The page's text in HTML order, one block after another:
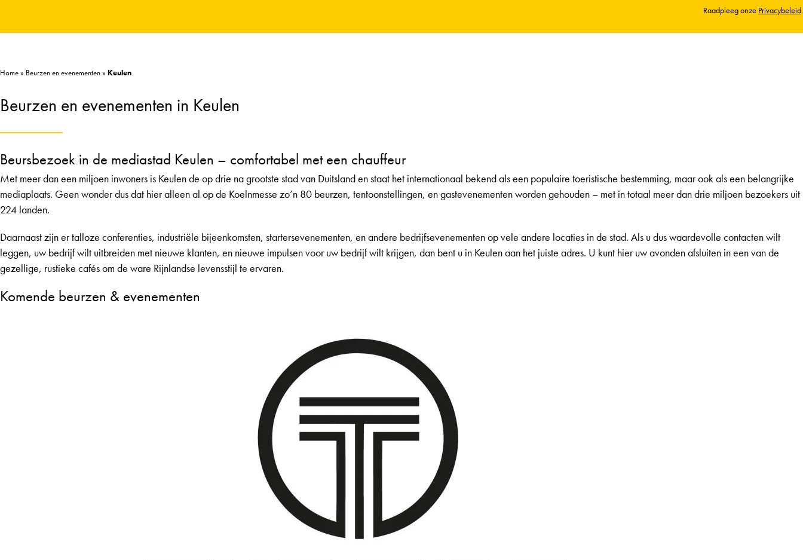
Raadpleeg onze Privacybeleid.
Home» Beurzen en evenementen» Keulen
Beurzen en evenementen in Keulen
Beursbezoek in de mediastad Keulen – comfortabel met een chauffeur
Met meer dan een miljoen inwoners is Keulen de op drie na grootste stad van Duitsland en staat het internationaal bekend als een populaire toeristische bestemming, maar ook als een belangrijke
mediaplaats. Geen wonder dus dat hier alleen al op de Koelnmesse zo’n 80 beurzen, tentoonstellingen, en gastevenementen worden gehouden – met in totaal meer dan drie miljoen bezoekers uit
224 landen.
Daarnaast zijn er talloze conferenties, industriële bijeenkomsten, startersevenementen, en andere bedrijfsevenementen op vele andere locaties in de stad. Als u dus waardevolle contacten wilt
leggen, uw bedrijf wilt uitbreiden met nieuwe klanten, en nieuwe impulsen voor uw bedrijf wilt krijgen, dan bent u in Keulen aan het juiste adres. U kunt hier uw avonden afsluiten in een van de
gezellige, rustieke cafés om de ware Rijnlandse levensstijl te ervaren.
Komende beurzen & evenementen